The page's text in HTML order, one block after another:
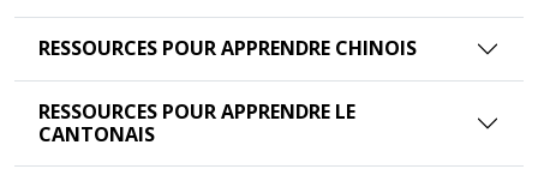
RESSOURCES POUR APPRENDRE CHINOIS
RESSOURCES POUR APPRENDRE LE
CANTONAIS